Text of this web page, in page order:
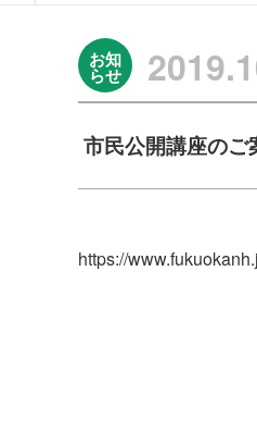
お知
らせ
市民公開講座の
https://